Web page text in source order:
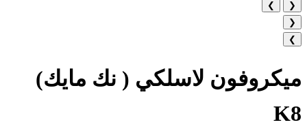
❮
❯
❮
❯
ميكروفون لاسلكي ( نك مايك)
K8